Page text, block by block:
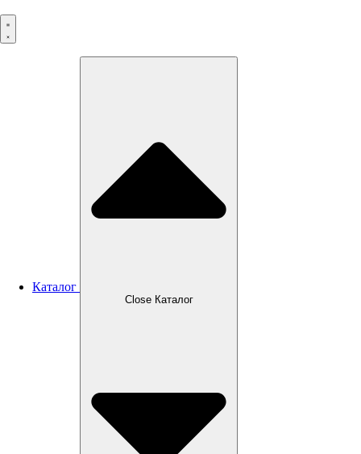
к
содержимому
Каталог
Close Каталог